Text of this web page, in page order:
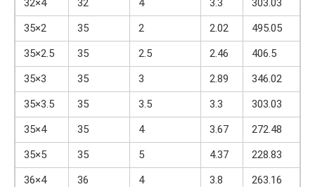
32×4
32 4 3.3
303.03
35×2
35 2 2.02
495.05
35×2.5
35 2.5 2.46
406.5
35×3
35 3 2.89
346.02
35×3.5
35 3.5 3.3
303.03
35×4
35 4 3.67
272.48
35×5
35 5 4.37
228.83
36×4
36 4 3.8 263.16